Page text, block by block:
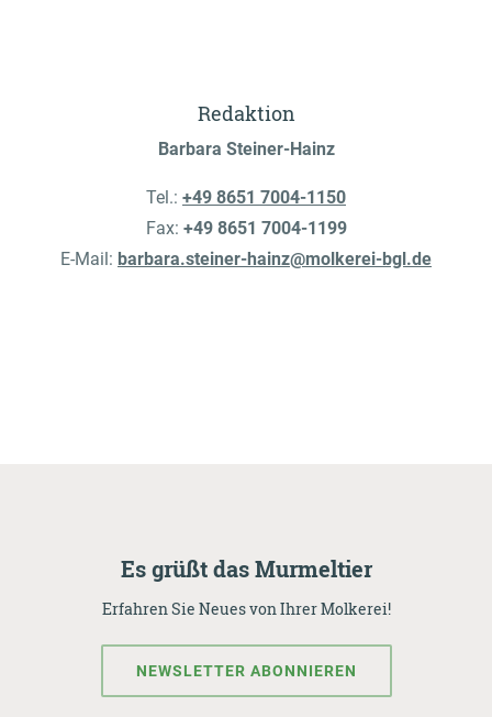
Redaktion
Barbara Steiner-Hainz
Tel.: +49 8651 7004-1150
Fax: +49 8651 7004-1199
E-Mail: barbara.steiner-hainz@molkerei-bgl.de
Es grüßt das Murmeltier
Erfahren Sie Neues von Ihrer Molkerei!
NEWSLETTER ABONNIEREN